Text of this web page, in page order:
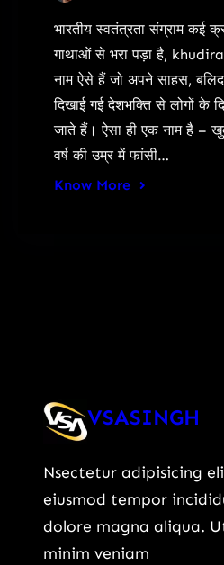
भारतीय स्वतंत्रता संग्राम कई
गाथाओं से भरा पड़ा है,
नाम ऐसे हैं जो अपने साहस,
दिखाई गई देशभक्ति से लोगों के
जाते हैं। ऐसा ही एक नाम है –
वर्ष की उम्र में फांसी…
Know More
VSASINGH
Nsectetur adipisicing
eiusmod tempor
dolore magna aliqua.
minim veniam